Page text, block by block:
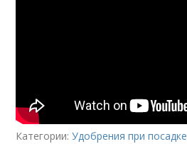
Категории:Удобрения при посадке